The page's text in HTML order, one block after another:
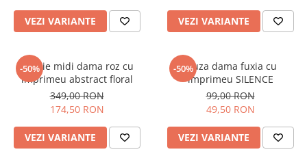
VEZI VARIANTE VEZI VARIANTE
-50%
Rochie midi dama roz cu
imprimeu abstract floral
349,00 RON
174,50 RON
VEZI VARIANTE
-50%Bluza dama fuxia cu
imprimeu SILENCE
99,00 RON
49,50 RON
VEZI VARIANTE